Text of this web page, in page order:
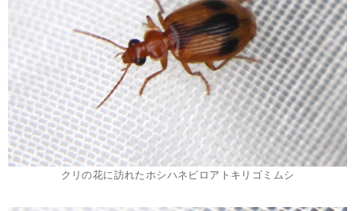
クリの花に訪れたホシハネビロアトキリゴミムシ